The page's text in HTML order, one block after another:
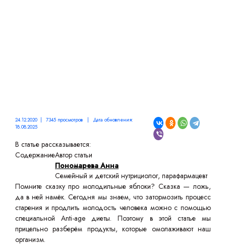
24.12.2020 | 7345 просмотров | Дата обновления:
18.08.2025
В статье рассказывается:
СодержаниеАвтор статьи
Пономарева Анна
Семейный и детский нутрициолог, парафармацевт
Помните сказку про молодильные яблоки? Сказка — ложь,
да в ней намёк. Сегодня мы знаем, что затормозить процесс
старения и продлить молодость человека можно с помощью
специальной Anti-age диеты. Поэтому в этой статье мы
прицельно разберём продукты, которые омолаживают наш
организм.